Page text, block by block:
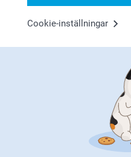
Cookie-inställningar
Letar du